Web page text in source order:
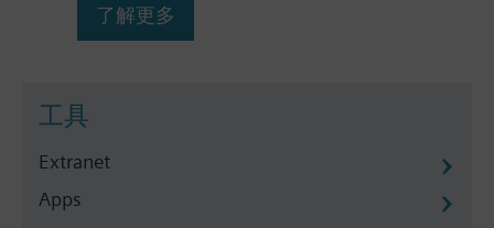
了解更多
工具
Extranet
Apps